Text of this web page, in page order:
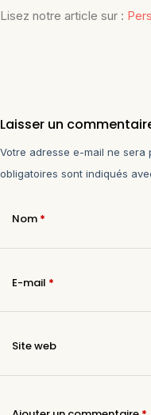
Lisez notre article sur :
Laisser un
Votre adresse e-mail ne sera
obligatoires sont indiqués
Nom *
E-mail *
Site web